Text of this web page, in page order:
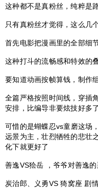
这种都不是真粉丝，纯粹是路
只有真粉丝才觉得，这么几
首先电影把漫画里的全部细
这种打斗的流畅感和特效的
要知道动画按帧算钱，制作
全篇严格按照时间线，穿插
安排，比编导非要炫技好多了
可惜的是蝴蝶忍vs童磨这场
远景为主，壮烈牺牲的悲壮
化下就更好了
善逸VS狯岳 ，爷爷对善逸的
炭治郎、义勇VS 猗窝座 剧